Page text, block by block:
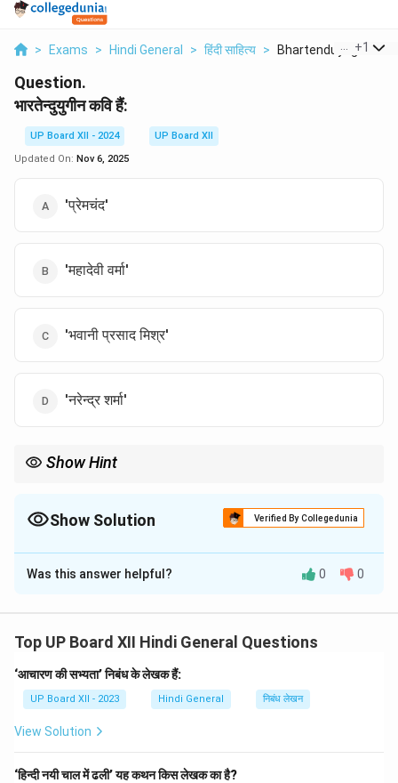
> Exams > Hindi General > हिंदी साहित्य > Bhartenduyugeen
+1
Question.
भारतेन्दुयुगीन कवि हैं:
UP Board XII - 2024
UP Board XII
Updated On: Nov 6, 2025
'प्रेमचंद'
'महादेवी वर्मा'
'भवानी प्रसाद मिश्र'
'नरेन्द्र शर्मा'
Show Hint
Show Solution Verified By Collegedunia
The Correct Option isC
Solution and Explanation
काल के प्रमुख कवि थे।
Download Solution in PDF
Was this answer helpful? 0 0
Top UP Board XII Hindi General Questions
‘आचारण की सभ्यता’ निबंध के लेखक हैं:
UP Board XII - 2023 Hindi General निबंध लेखन
View Solution
‘हिन्दी नयी चाल में ढली’ यह कथन किस लेखक का है?